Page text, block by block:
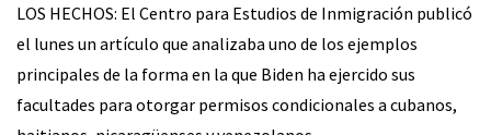
LOS HECHOS: El Centro para Estudios de Inmigración publicó
el lunes un artículo que analizaba uno de los ejemplos
principales de la forma en la que Biden ha ejercido sus
facultades para otorgar permisos condicionales a cubanos,